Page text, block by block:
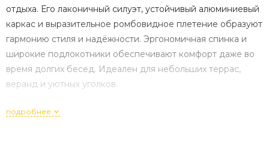
отдыха. Его лаконичный силуэт, устойчивый алюминиевый
каркас и выразительное ромбовидное плетение образуют
гармонию стиля и надёжности. Эргономичная спинка и
широкие подлокотники обеспечивают комфорт даже во
время долгих бесед. Идеален для небольших террас,
веранд и уютных уголков.
подробнее